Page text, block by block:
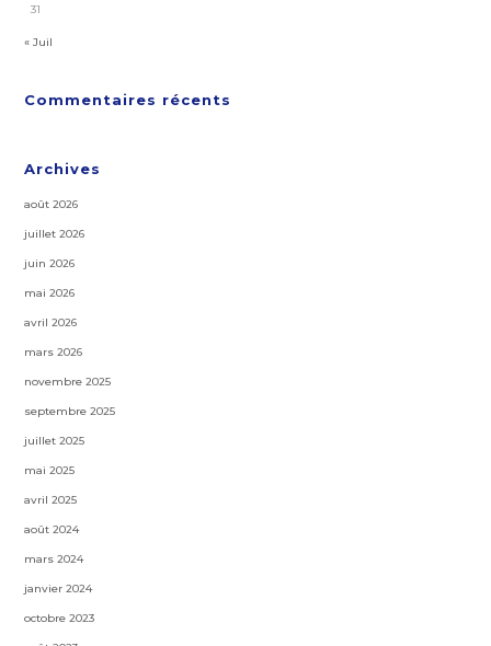
31
« Juil
Commentaires récents
Archives
août 2026
juillet 2026
juin 2026
mai 2026
avril 2026
mars 2026
novembre 2025
septembre 2025
juillet 2025
mai 2025
avril 2025
août 2024
mars 2024
janvier 2024
octobre 2023